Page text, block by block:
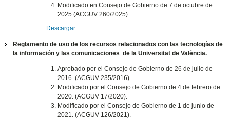
Modificado en Consejo de Gobierno de 7 de octubre de
2025 (ACGUV 260/2025)
Descargar
Reglamento de uso de los recursos relacionados con las tecnologías de
la información y las comunicaciones de la Universitat de València.
Aprobado por el Consejo de Gobierno de 26 de julio de
2016. (ACGUV 235/2016).
Modificado por el Consejo de Gobierno de 4 de febrero de
2020. (ACGUV 17/2020).
Modificado por el Consejo de Gobierno de 1 de junio de
2021. (ACGUV 126/2021).